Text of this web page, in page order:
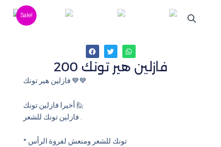
فازلين هير تونك 200
فازلين هير تونك 💙💙
أخيرا فازلين تونك 🙋
* تونك للشعر ومنعش لفروة الرأس
Sale!